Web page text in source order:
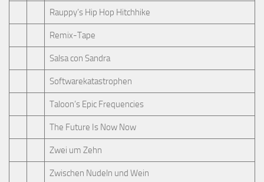
Rauppy’s Hip Hop Hitchhike
Remix-Tape
Salsa con Sandra
Softwarekatastrophen
Taloon’s Epic Frequencies
The Future Is Now Now
Zwei um Zehn
Zwischen Nudeln und Wein